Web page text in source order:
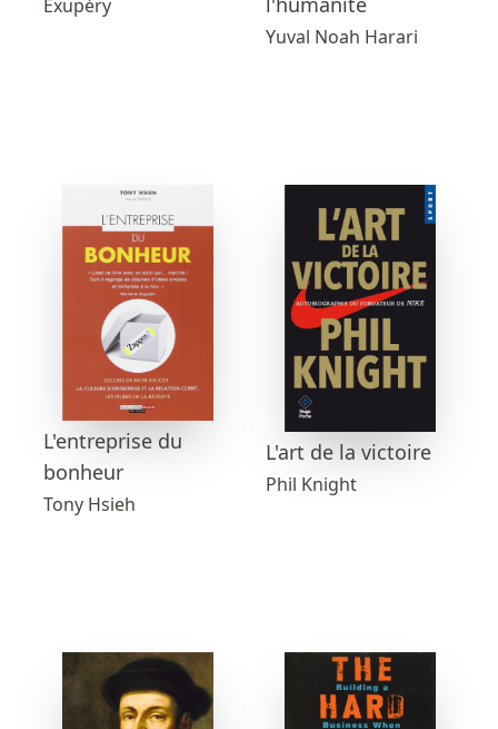
Exupéry
Yuval Noah Harari
L'entreprise du
bonheur
Tony Hsieh
L'art de la victoire
Phil Knight